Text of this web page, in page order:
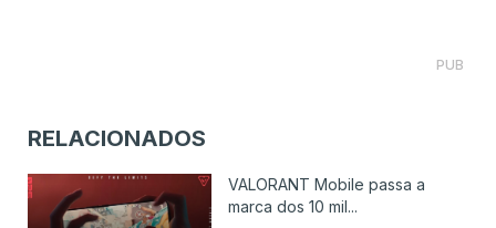
PUB
RELACIONADOS
VALORANT Mobile passa a
marca dos 10 mil...